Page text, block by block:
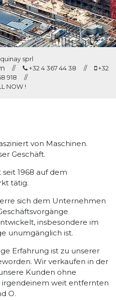
sprl
// +32 4 367 44 38 //
+32
918 //
NOW !
von Maschinen.
Geschäft.
1968 auf dem
tätig.
sich dem Unternehmen
insbesondere im
unumgänglich ist.
Erfahrung ist zu unserer
Wir verkaufen in der
Kunden ohne
weit entfernten
O.